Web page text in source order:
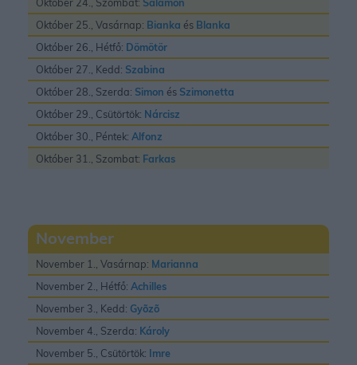
Október 25., Vasárnap: Bianka és Blanka
Október 26., Hétfő: Dömötör
Október 27., Kedd: Szabina
Október 28., Szerda: Simon és Szimonetta
Október 29., Csütörtök: Nárcisz
Október 30., Péntek: Alfonz
Október 31., Szombat: Farkas
November
November 1., Vasárnap: Marianna
November 2., Hétfő: Achilles
November 3., Kedd: Gyõzõ
November 4., Szerda: Károly
November 5., Csütörtök: Imre